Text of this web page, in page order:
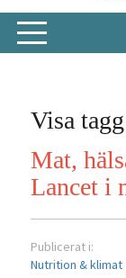
Visa
Mat,
Lancet i
Publicerat i:
Nutrition & klimat